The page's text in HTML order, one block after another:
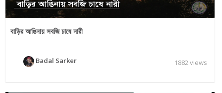
বাড়ির আঙিনায় সবজি চাষে নারী
Badal Sarker 1882 views